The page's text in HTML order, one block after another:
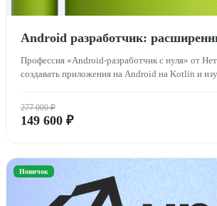
Android разработчик:
Профессия «Android-разработчик с нуля» от
создавать приложения на Android на Kotlin и
277 000 ₽
149 600 ₽
Новичок